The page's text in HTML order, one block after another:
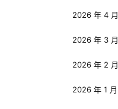
2026 年 4 月
2026 年 3 月
2026 年 2 月
2026 年 1 月